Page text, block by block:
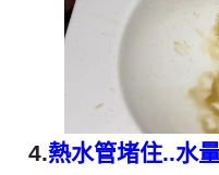
4.熱水管堵住..水